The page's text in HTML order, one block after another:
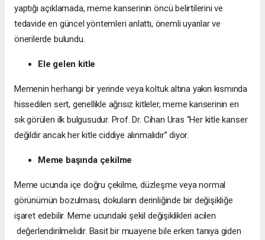
yaptığı açıklamada, meme kanserinin öncü belirtilerini ve
tedavide en güncel yöntemleri anlattı, önemli uyarılar ve
önerilerde bulundu.
Ele gelen kitle
Memenin herhangi bir yerinde veya koltuk altına yakın kısmında
hissedilen sert, genellikle ağrısız kitleler, meme kanserinin en
sık görülen ilk bulgusudur. Prof. Dr. Cihan Uras “Her kitle kanser
değildir ancak her kitle ciddiye alınmalıdır” diyor.
Meme başında çekilme
Meme ucunda içe doğru çekilme, düzleşme veya normal
görünümün bozulması, dokuların derinliğinde bir değişikliğe
işaret edebilir. Meme ucundaki şekil değişiklikleri acilen
değerlendirilmelidir. Basit bir muayene bile erken tanıya giden